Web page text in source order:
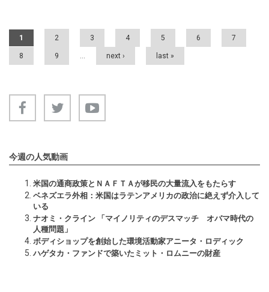
Pages
1 2 3 4 5 6 7
8 9 … next › last »
今週の人気動画
米国の通商政策とＮＡＦＴＡが移民の大量流入をもたらす
ベネズエラ外相：米国はラテンアメリカの政治に絶えず介入して
いる
ナオミ・クライン 「マイノリティのデスマッチ オバマ時代の
人種問題」
ボディショップを創始した環境活動家アニータ・ロディック
ハゲタカ・ファンドで築いたミット・ロムニーの財産